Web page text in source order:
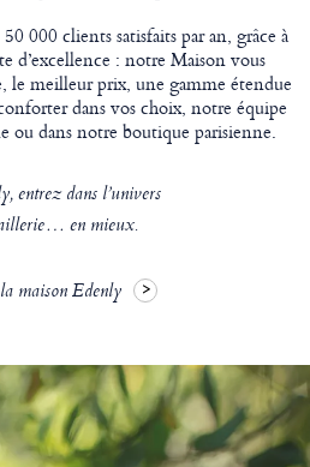
000 clients satisfaits par an, grâce à
d’excellence : notre Maison vous
le meilleur prix, une gamme étendue
dans vos choix, notre équipe
ou dans notre boutique parisienne.
entrez dans l’univers
en mieux.
maison Edenly